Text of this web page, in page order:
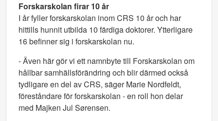
Forskarskolan firar 10 år
I år fyller forskarskolan inom CRS 10 år och har
hittills hunnit utbilda 10 färdiga doktorer. Ytterligare
16 befinner sig i forskarskolan nu.
- Även här gör vi ett namnbyte till Forskarskolan om
hållbar samhällsförändring och blir därmed också
tydligare en del av CRS, säger Marie Nordfeldt,
föreståndare för forskarskolan - en roll hon delar
med Majken Jul Sørensen.